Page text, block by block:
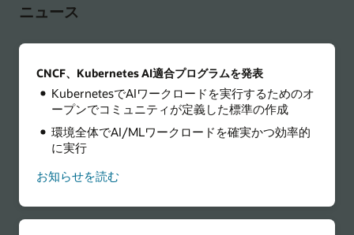
ニュース
CNCF、Kubernetes AI適合プログラムを発表
KubernetesでAIワークロードを実行するためのオ
ープンでコミュニティが定義した標準の作成
環境全体でAI/MLワークロードを確実かつ効率的
に実行
お知らせを読む